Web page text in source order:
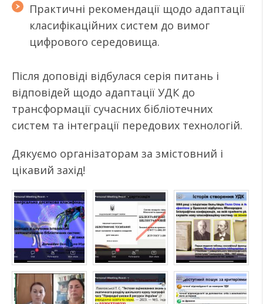
Практичні рекомендації щодо адаптації
класифікаційних систем до вимог
цифрового середовища.
Після доповіді відбулася серія питань і
відповідей щодо адаптації УДК до
трансформації сучасних бібліотечних
систем та інтеграції передових технологій.
Дякуємо організаторам за змістовний і
цікавий захід!